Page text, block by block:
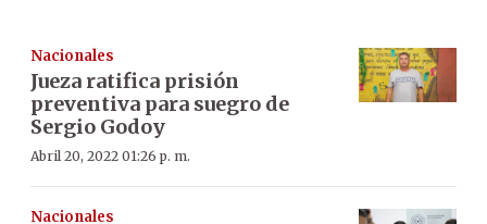
Nacionales
Jueza ratifica prisión
preventiva para suegro de
Sergio Godoy
Abril 20, 2022 01:26 p. m.
Nacionales